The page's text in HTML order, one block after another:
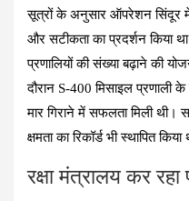
सूत्रों के अनुसार ऑपरेशन सिंदूर में
और सटीकता का प्रदर्शन किया
प्रणालियों की संख्या बढ़ाने की
दौरान S-400 मिसाइल प्रणाली
मार गिराने में सफलता मिली थी।
क्षमता का रिकॉर्ड भी स्थापित किया
रक्षा मंत्रालय कर